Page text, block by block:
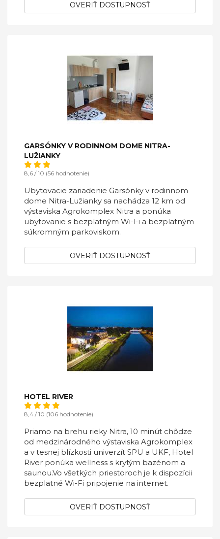
OVERIŤ DOSTUPNOSŤ
GARSÓNKY V RODINNOM DOME NITRA-
LUŽIANKY
8,6 / 10 (56 hodnotenie)
Ubytovacie zariadenie Garsónky v rodinnom
dome Nitra-Lužianky sa nachádza 12 km od
výstaviska Agrokomplex Nitra a ponúka
ubytovanie s bezplatným Wi-Fi a bezplatným
súkromným parkoviskom.
OVERIŤ DOSTUPNOSŤ
HOTEL RIVER
8,4 / 10 (106 hodnotenie)
Priamo na brehu rieky Nitra, 10 minút chôdze
od medzinárodného výstaviska Agrokomplex
a v tesnej blízkosti univerzít SPU a UKF, Hotel
River ponúka wellness s krytým bazénom a
saunou.Vo všetkých priestoroch je k dispozícii
bezplatné Wi-Fi pripojenie na internet.
OVERIŤ DOSTUPNOSŤ